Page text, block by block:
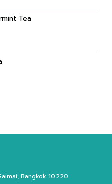
Tea
Bangkok 10220